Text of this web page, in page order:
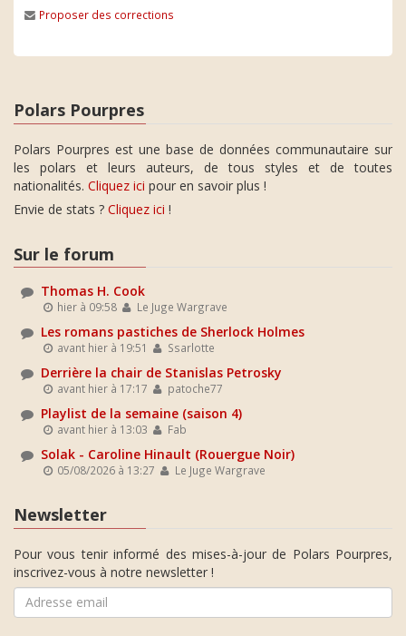
Proposer des corrections
Polars Pourpres
Polars Pourpres est une base de données communautaire sur
les polars et leurs auteurs, de tous styles et de toutes
nationalités. Cliquez ici pour en savoir plus !
Envie de stats ? Cliquez ici !
Sur le forum
Thomas H. Cook
hier à 09:58 Le Juge Wargrave
Les romans pastiches de Sherlock Holmes
avant hier à 19:51 Ssarlotte
Derrière la chair de Stanislas Petrosky
avant hier à 17:17 patoche77
Playlist de la semaine (saison 4)
avant hier à 13:03 Fab
Solak - Caroline Hinault (Rouergue Noir)
05/08/2026 à 13:27 Le Juge Wargrave
Newsletter
Pour vous tenir informé des mises-à-jour de Polars Pourpres,
inscrivez-vous à notre newsletter !